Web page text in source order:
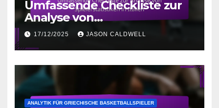
Umfassende Checkliste zur
Analyse von
Spielerstatistiken in Italien
17/12/2025 JASON CALDWELL
ANALYTIK FÜR GRIECHISCHE BASKETBALLSPIELER